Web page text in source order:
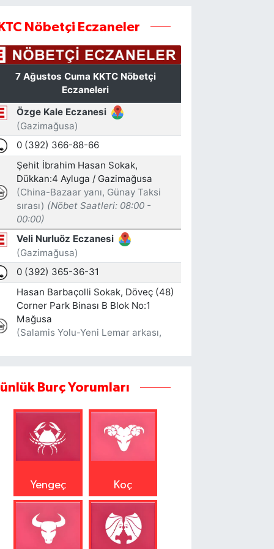
Nöbetçi Eczaneler
Burç Yorumları
Yengeç Koç